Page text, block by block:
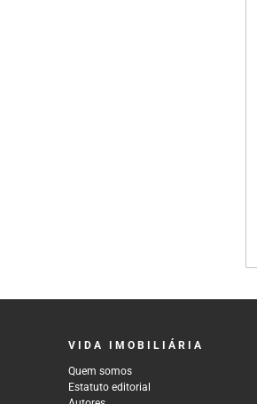
VIDA IMOBILIÁRIA
Quem somos
Estatuto editorial